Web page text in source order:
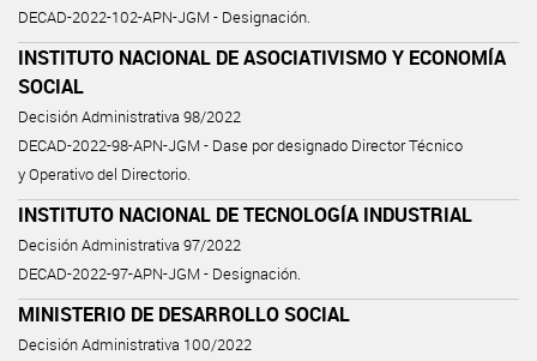
DECAD-2022-102-APN-JGM - Designación.
INSTITUTO NACIONAL DE ASOCIATIVISMO Y ECONOMÍA
SOCIAL
Decisión Administrativa 98/2022
DECAD-2022-98-APN-JGM - Dase por designado Director Técnico
y Operativo del Directorio.
INSTITUTO NACIONAL DE TECNOLOGÍA INDUSTRIAL
Decisión Administrativa 97/2022
DECAD-2022-97-APN-JGM - Designación.
MINISTERIO DE DESARROLLO SOCIAL
Decisión Administrativa 100/2022